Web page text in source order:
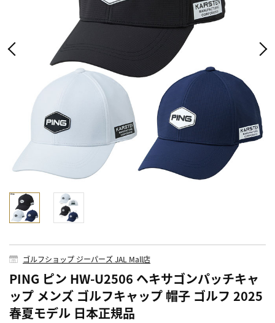
ゴルフショップ ジーパーズ JAL Mall店
PING ピン HW-U2506 ヘキサゴンパッチキャ
ップ メンズ ゴルフキャップ 帽子 ゴルフ 2025
春夏モデル 日本正規品